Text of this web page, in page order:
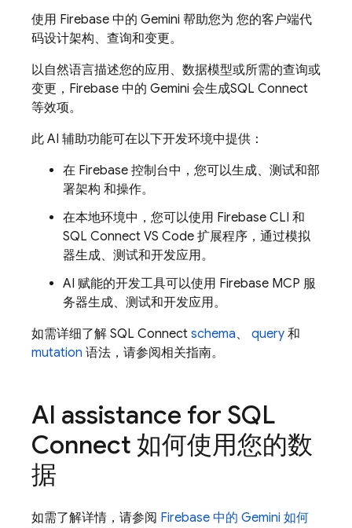
使用 Firebase 中的 Gemini 帮助您为 您的客户端代
码设计架构、查询和变更。
以自然语言描述您的应用、数据模型或所需的查询或
变更， Firebase 中的 Gemini 会生成SQL Connect
等效项。
此 AI 辅助功能可在以下开发环境中提供：
在 Firebase 控制台中，您可以生成、测试和部
署架构 和操作。
在本地环境中，您可以使用 Firebase CLI 和
SQL Connect VS Code 扩展程序，通过模拟
器生成、测试和开发应用。
AI 赋能的开发工具可以使用 Firebase MCP 服
务器生成、测试和开发应用。
如需详细了解 SQL Connect schema、 query 和
mutation 语法，请参阅相关指南。
AI assistance for SQL
Connect 如何使用您的数
据
如需了解详情，请参阅 Firebase 中的 Gemini 如何